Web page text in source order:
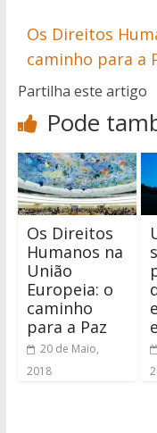
Os Direitos
caminho para a
Partilha este artigo
Pode
Os Direitos
Humanos na
União
Europeia: o
caminho
para a Paz
20 de Maio,
2018